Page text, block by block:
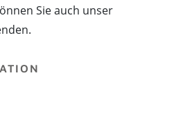
Sie auch unser